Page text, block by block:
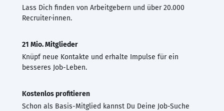
Lass Dich finden von Arbeitgebern und über 20.000
Recruiter·innen.
21 Mio. Mitglieder
Knüpf neue Kontakte und erhalte Impulse für ein
besseres Job-Leben.
Kostenlos profitieren
Schon als Basis-Mitglied kannst Du Deine Job-Suche